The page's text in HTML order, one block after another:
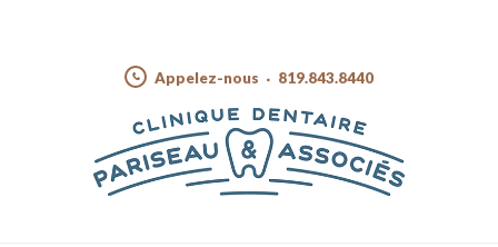
Appelez-nous 819.843.8440